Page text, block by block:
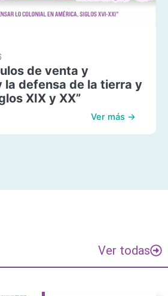
de venta y
la defensa de la tierra y
XIX y XX”
Ver más →
Ver todas